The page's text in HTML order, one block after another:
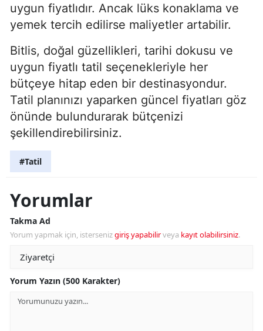
uygun fiyatlıdır. Ancak lüks konaklama ve
yemek tercih edilirse maliyetler artabilir.
Bitlis, doğal güzellikleri, tarihi dokusu ve
uygun fiyatlı tatil seçenekleriyle her
bütçeye hitap eden bir destinasyondur.
Tatil planınızı yaparken güncel fiyatları göz
önünde bulundurarak bütçenizi
şekillendirebilirsiniz.
#Tatil
Yorumlar
Takma Ad
Yorum yapmak için, istersenizgiriş yapabilirveya kayıt olabilirsiniz.
Yorum Yazın (500 Karakter)